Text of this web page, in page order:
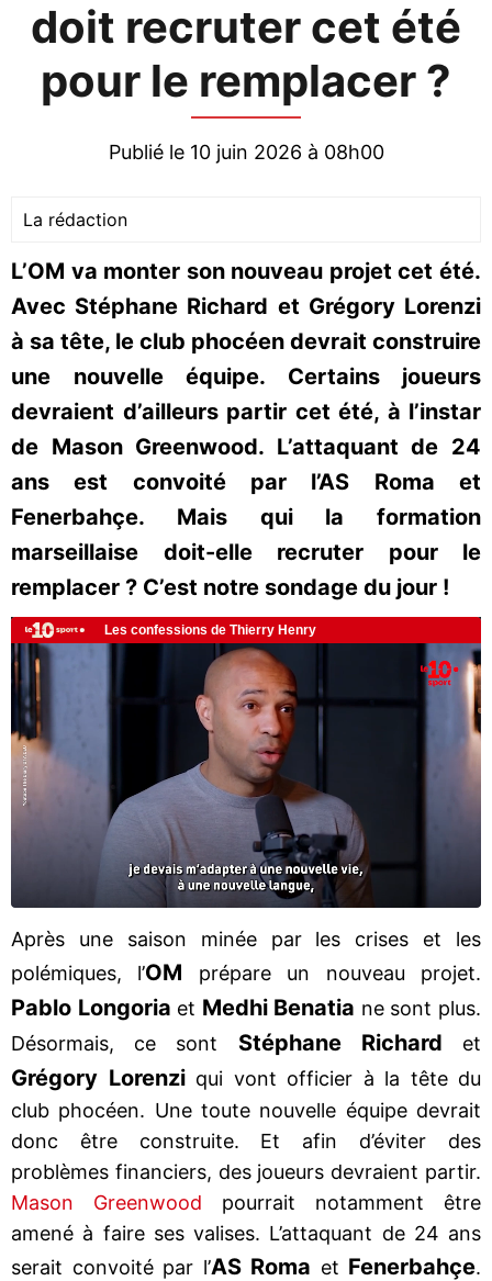
doit recruter cet été
pour le remplacer ?
Publié le 10 juin 2026 à 08h00
La rédaction
L’OM va monter son nouveau projet cet été.
Avec Stéphane Richard et Grégory Lorenzi
à sa tête, le club phocéen devrait construire
une nouvelle équipe. Certains joueurs
devraient d’ailleurs partir cet été, à l’instar
de Mason Greenwood. L’attaquant de 24
ans est convoité par l’AS Roma et
Fenerbahçe. Mais qui la formation
marseillaise doit-elle recruter pour le
remplacer ? C’est notre sondage du jour !
Après une saison minée par les crises et les
polémiques, l’OM prépare un nouveau projet.
Pablo Longoria et Medhi Benatia ne sont plus.
Désormais, ce sont Stéphane Richard et
Grégory Lorenziqui vont officier à la tête du
club phocéen. Une toute nouvelle équipe devrait
donc être construite. Et afin d’éviter des
problèmes financiers, des joueurs devraient partir.
Mason Greenwood pourrait notamment être
amené à faire ses valises. L’attaquant de 24 ans
serait convoité par l’AS Roma et Fenerbahçe.